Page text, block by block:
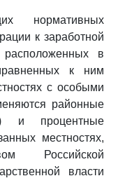
нормативных
к заработной
расположенных в
к ним
с особыми
районные
и процентные
местностях,
Российской
власти